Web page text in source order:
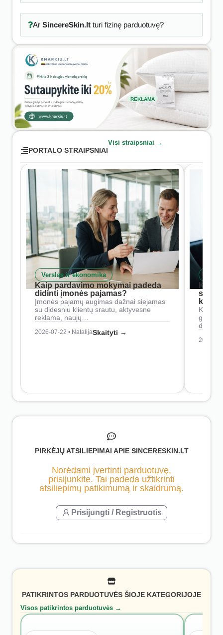
Ar SincereSkin.ltturi fizinę parduotuvę?
REKLAMA
PORTALO STRAIPSNIAI
Visi straipsniai →
Verslas ir ekonomika
Kaip pardavimo mokymai padeda
didinti įmonės pajamas?
Įmonės pajamų augimas dažnai siejamas
su didesniu klientų srautu, aktyvesne
reklama, naujų…
2026-07-22 • NatalijaSkaityti →
Kaip
2026-
PIRKĖJŲ ATSILIEPIMAI APIE SINCERESKIN.LT
Norėdami įvertinti parduotuvę,
prisijunkite. Tai padeda užtikrinti
atsiliepimų patikimumą ir skaidrumą.
Prisijungti / Registruotis
PATIKRINTOS PARDUOTUVĖS ŠIOJE KATEGORIJOJE
Visos patikrintos parduotuvės →